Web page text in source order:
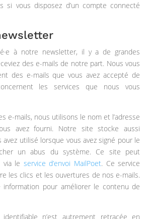
si vous disposez d’un compte connecté
à notre newsletter, il y a de grandes
des e-mails de notre part. Nous vous
des e-mails que vous avez accepté de
les services que nous vous
e-mails, nous utilisons le nom et l’adresse
avez fourni. Notre site stocke aussi
avez utilisé lorsque vous avez signé pour le
un abus du système. Ce site peut
via le service d’envoi MailPoet. Ce service
les clics et les ouvertures de nos e-mails.
pour améliorer le contenu de
identifiable n’est autrement retracée en